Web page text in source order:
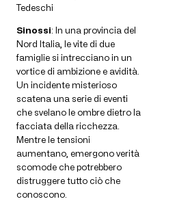
Tedeschi
Sinossi: In una provincia del
Nord Italia, le vite di due
famiglie si intrecciano in un
vortice di ambizione e avidità.
Un incidente misterioso
scatena una serie di eventi
che svelano le ombre dietro la
facciata della ricchezza.
Mentre le tensioni
aumentano, emergono verità
scomode che potrebbero
distruggere tutto ciò che
conoscono.